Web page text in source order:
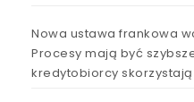
Nowa ustawa frankowa
Procesy mają być
kredytobiorcy